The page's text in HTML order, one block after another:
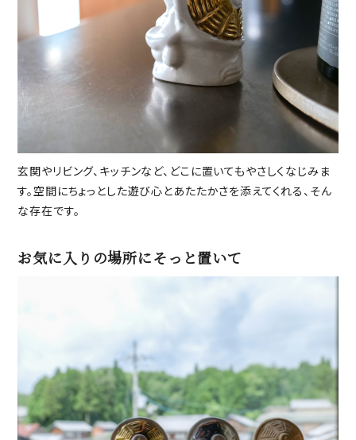
玄関やリビング、キッチンなど、どこに置いてもやさしくなじみま
す。空間にちょっとした遊び心とあたたかさを添えてくれる、そん
な存在です。
お気に入りの場所にそっと置いて